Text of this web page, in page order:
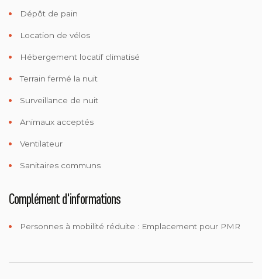
Dépôt de pain
Location de vélos
Hébergement locatif climatisé
Terrain fermé la nuit
Surveillance de nuit
Animaux acceptés
Ventilateur
Sanitaires communs
Complément d'informations
Personnes à mobilité réduite : Emplacement pour PMR